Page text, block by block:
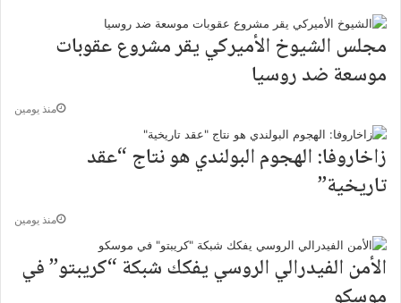
مجلس الشيوخ الأميركي يقر مشروع عقوبات
موسعة ضد روسيا
منذ يومين
زاخاروفا: الهجوم البولندي هو نتاج “عقد
تاريخية”
منذ يومين
الأمن الفيدرالي الروسي يفكك شبكة “كريبتو” في